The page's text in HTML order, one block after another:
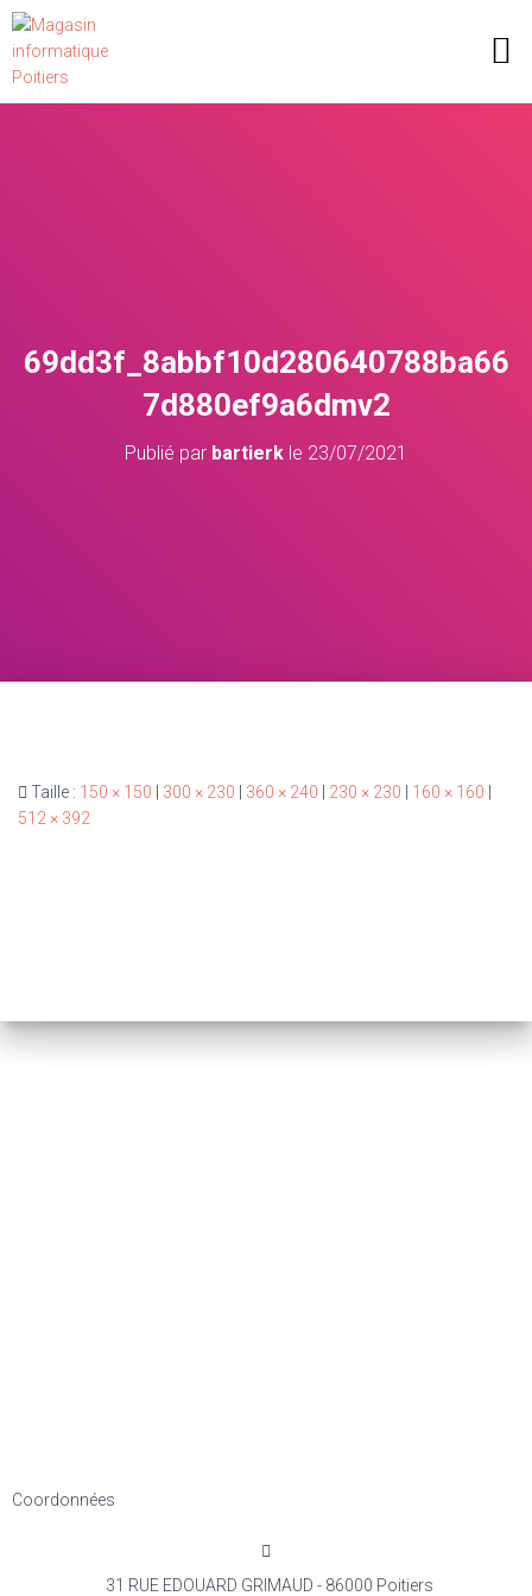
69dd3f_8abbf10d280640788ba66
7d880ef9a6dmv2
Publié par bartierk le 23/07/2021
Taille : 150 × 150 300 × 230 360 × 240 230 × 230 160 × 160
512 × 392
Coordonnées
31 RUE EDOUARD GRIMAUD - 86000 Poitiers